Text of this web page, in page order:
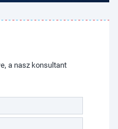
a nasz konsultant